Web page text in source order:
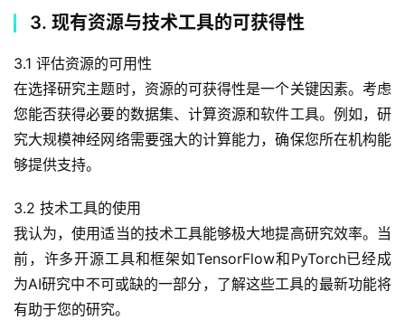
3. 现有资源与技术工具的可获得性
3.1 评估资源的可用性
在选择研究主题时，资源的可获得性是一个关键因素。考虑
您能否获得必要的数据集、计算资源和软件工具。例如，研
究大规模神经网络需要强大的计算能力，确保您所在机构能
够提供支持。
3.2 技术工具的使用
我认为，使用适当的技术工具能够极大地提高研究效率。当
前，许多开源工具和框架如TensorFlow和PyTorch已经成
为AI研究中不可或缺的一部分，了解这些工具的最新功能将
有助于您的研究。